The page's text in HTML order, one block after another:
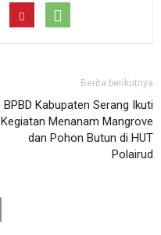
Berita berikutnya
BPBD Kabupaten Serang Ikuti
Kegiatan Menanam Mangrove
dan Pohon Butun di HUT
Polairud